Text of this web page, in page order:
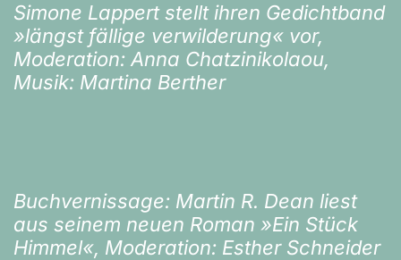
Simone Lappert stellt ihren Gedichtband
»längst fällige verwilderung« vor,
Moderation: Anna Chatzinikolaou,
Musik: Martina Berther
Buchvernissage: Martin R. Dean liest
aus seinem neuen Roman »Ein Stück
Himmel«, Moderation: Esther Schneider